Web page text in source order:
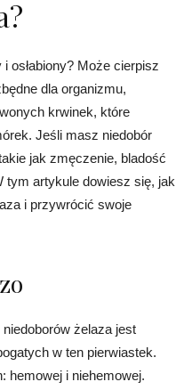
osłabiony? Może cierpisz
dla organizmu,
krwinek, które
Jeśli masz niedobór
jak zmęczenie, bladość
tym artykule dowiesz się, jak
i przywrócić swoje
żelaza jest
w ten pierwiastek.
hemowej i niehemowej.